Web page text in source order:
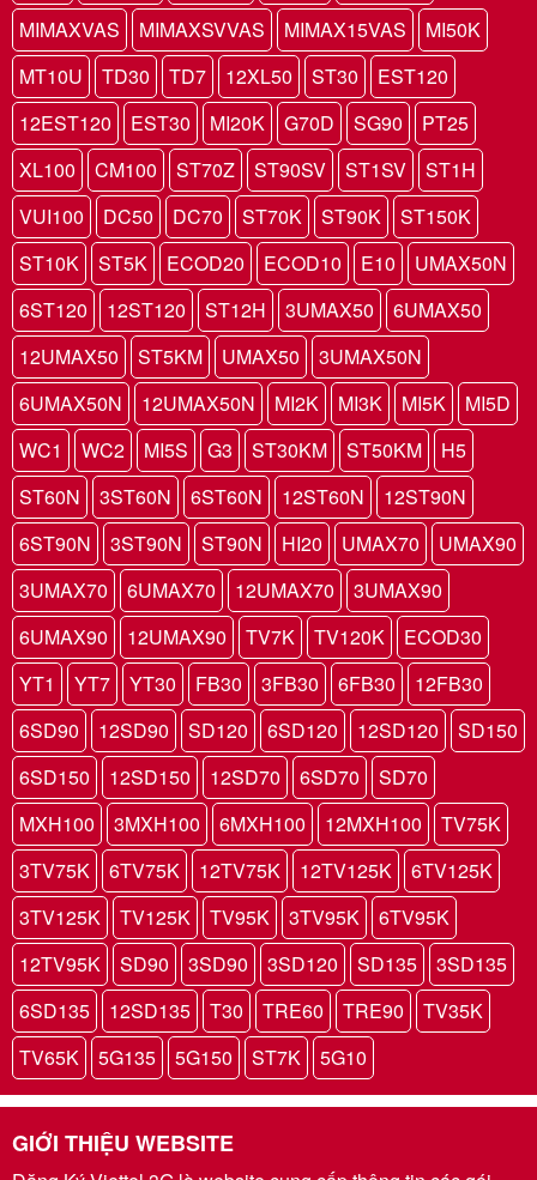
MIMAXVAS
MIMAXSVVAS MIMAX15VAS
MI50K
MT10U
TD30 TD7 12XL50 ST30
EST120
12EST120
EST30 MI20K G70D SG90
PT25
XL100
CM100 ST70Z ST90SV ST1SV
ST1H
VUI100
DC50 DC70 ST70K ST90K
ST150K
ST10K
ST5K ECOD20 ECOD10 E10
UMAX50N
6ST120
12ST120 ST12H 3UMAX50
6UMAX50
12UMAX50
ST5KM UMAX50
3UMAX50N
6UMAX50N
12UMAX50N MI2K MI3K MI5K
MI5D
WC1
WC2 MI5S G3 ST30KM ST50KM
H5
ST60N
3ST60N 6ST60N 12ST60N
12ST90N
6ST90N
3ST90N ST90N HI20 UMAX70
UMAX90
3UMAX70
6UMAX70 12UMAX70
3UMAX90
6UMAX90
12UMAX90 TV7K TV120K
ECOD30
YT1
YT7 YT30 FB30 3FB30 6FB30
12FB30
6SD90
12SD90 SD120 6SD120 12SD120
SD150
6SD150
12SD150 12SD70 6SD70
SD70
MXH100
3MXH100 6MXH100 12MXH100
TV75K
3TV75K
6TV75K 12TV75K 12TV125K
6TV125K
3TV125K
TV125K TV95K 3TV95K
6TV95K
12TV95K
SD90 3SD90 3SD120 SD135
3SD135
6SD135
12SD135 T30 TRE60 TRE90
TV35K
TV65K
5G135 5G150 ST7K 5G10
GIỚI THIỆU WEBSITE